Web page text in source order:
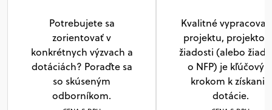
Potrebujete sa
zorientovať v
konkrétnych výzvach a
dotáciách? Poraďte sa
so skúseným
odborníkom.
Kvalitné
projektu,
žiadosti (alebo
o NFP) je
krokom k získaniu
dotácie.